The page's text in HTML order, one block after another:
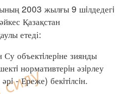
2003 жылғы 9 шiлдедегi
Қазақстан
етеді:
объектiлерiне зиянды
нормативтерiн әзiрлеу
- Ереже) бекiтiлсiн.